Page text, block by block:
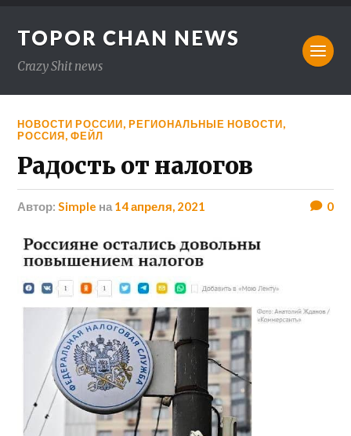
TOPOR CHAN NEWS
Crazy Shit news
НОВОСТИ РОССИИ,РЕГИОНАЛЬНЫЕ НОВОСТИ,
РОССИЯ,ФЕЙЛ
Радость от налогов
Автор:Simple на 14 апреля, 2021 0